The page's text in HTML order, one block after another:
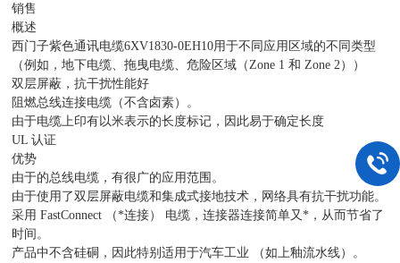
销售
概述
西门子紫色通讯电缆6XV1830-0EH10用于不同应用区域的不同类型
（例如，地下电缆、拖曳电缆、危险区域（Zone 1 和 Zone 2））
双层屏蔽，抗干扰性能好
阻燃总线连接电缆（不含卤素）。
由于电缆上印有以米表示的长度标记，因此易于确定长度
UL 认证
优势
由于的总线电缆，有很广的应用范围。
由于使用了双层屏蔽电缆和集成式接地技术，网络具有抗干扰功能。
采用 FastConnect （*连接） 电缆，连接器连接简单又*，从而节省了
时间。
产品中不含硅硐，因此特别适用于汽车工业 （如上釉流水线）。